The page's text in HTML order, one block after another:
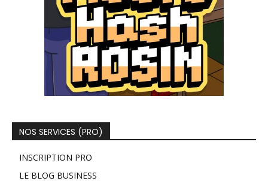
NOS SERVICES (PRO)
INSCRIPTION PRO
LE BLOG BUSINESS